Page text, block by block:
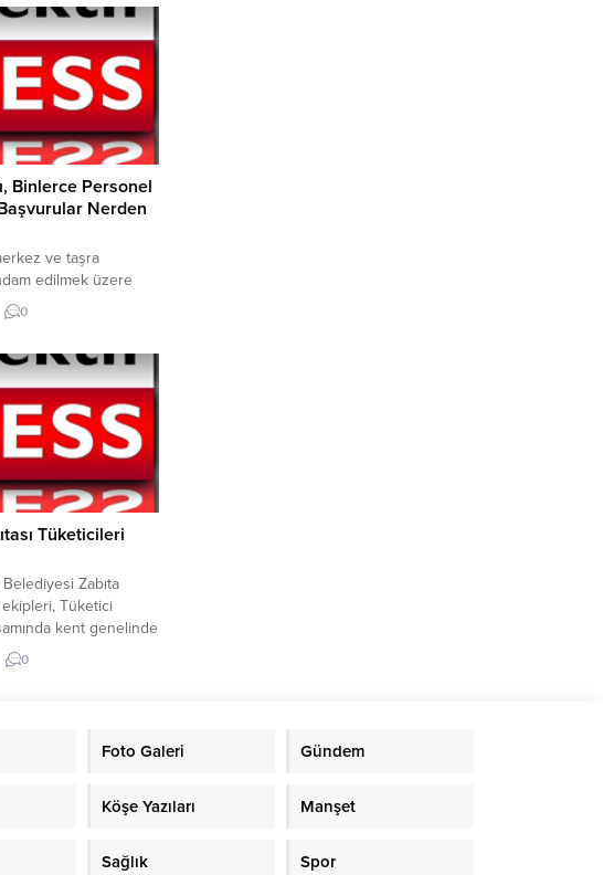
Binlerce Personel
Nerden
ve taşra
edilmek üzere
alımı yapacak.
Alımları KPSS ile
Sınavı (KPSS)
Yerleştirme Merkezi
gerçekleştirilecek.
2–8 Mayıs 2025
resmi
0
Tüketicileri
Zabıta
ekipleri, Tüketici
kent genelinde
dağıtarak tüketici
Kent
ekipleri,
ve güvenli
0
Foto Galeri Gündem
Köşe Yazıları Manşet
Sağlık Spor